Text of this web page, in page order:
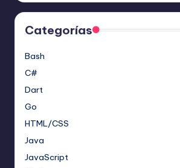
Categorías
Bash
C#
Dart
Go
HTML/CSS
Java
JavaScript